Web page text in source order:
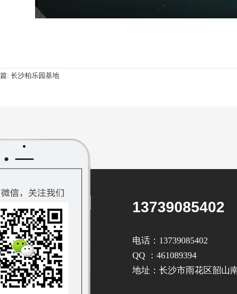
: 长沙柏乐园基地
13739085402
电话：13739085402
QQ ：461089394
地址：长沙市雨花区韶山